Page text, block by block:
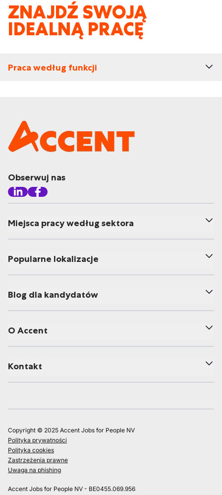
ZNAJDŹ SWOJĄ
IDEALNĄ PRACĘ
Praca według funkcji
Obserwuj nas
Miejsca pracy według sektora
Popularne lokalizacje
Blog dla kandydatów
O Accent
Kontakt
Copyright © 2025 Accent Jobs for People NV
Polityka prywatności
Polityka cookies
Zastrzeżenia prawne
Uwaga na phishing
Accent Jobs for People NV - BE0455.069.956